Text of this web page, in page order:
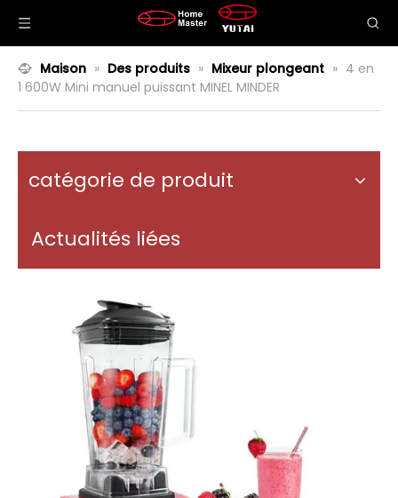
Maison » Des produits » Mixeur plongeant » 4 en
1 600W Mini manuel puissant MINEL MINDER
catégorie de produit
Actualités liées